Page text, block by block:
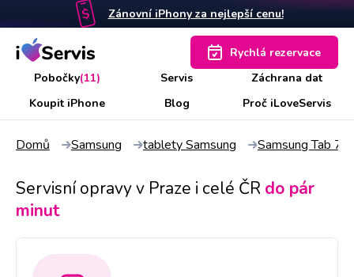
Zánovní iPhony za nejlepší cenu!
Pobočky(11) Servis
Záchrana dat
Koupit iPhone
Blog Proč iLoveServis
Rychlá rezervace
Domů Samsung tablety Samsung Samsung Tab 7"
Servisní opravy v Praze i celé ČR do pár
minut